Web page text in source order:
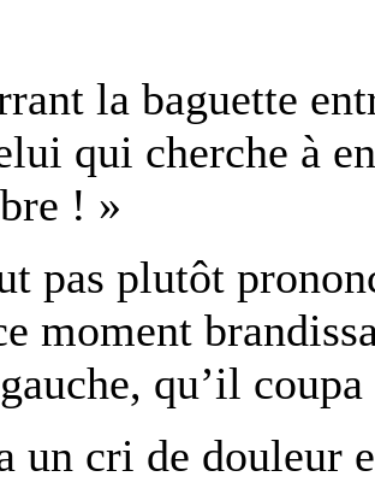
la baguette
qui cherche à
! »
pas plutôt
moment
qu’il
un cri de douleur